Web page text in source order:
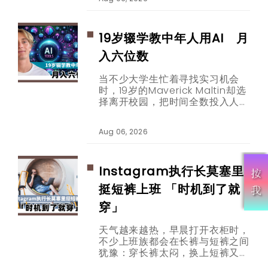
19岁辍学教中年人用AI 月
入六位数
当不少大学生忙着寻找实习机会
时，19岁的Maverick Maltin却选
择离开校园，把时间全数投入人工
ChatGPT等AI工具，并靠品牌合
Aug 06, 2026
Instagram执行长莫塞里
挺短裤上班 「时机到了就
穿」
天气越来越热，早晨打开衣柜时，
不少上班族都会在长裤与短裤之间
犹豫：穿长裤太闷，换上短裤又担